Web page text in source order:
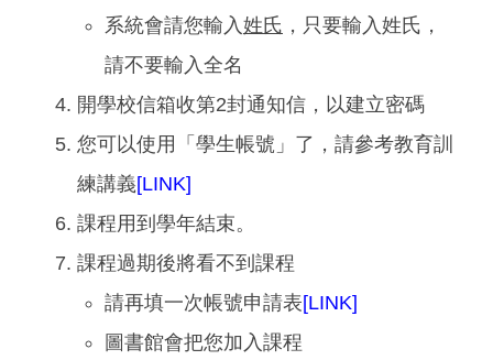
系統會請您輸入 姓氏 ，只要輸入姓氏，
請不要輸入全名
開學校信箱收第2封通知信，以建立密碼
您可以使用「學生帳號」了，請參考教育訓
練講義[LINK]
課程用到學年結束。
課程過期後將看不到課程
請再填一次帳號申請表[LINK]
圖書館會把您加入課程